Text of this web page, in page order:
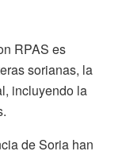
RPAS es
sorianas, la
incluyendo la
de Soria han